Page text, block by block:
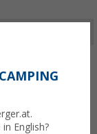
English?